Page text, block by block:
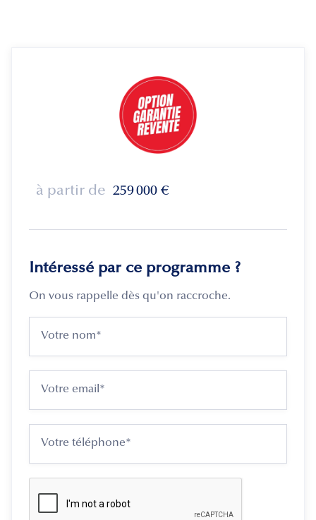
à partir de 259 000 €
Intéressé par ce programme ?
On vous rappelle dès qu'on raccroche.